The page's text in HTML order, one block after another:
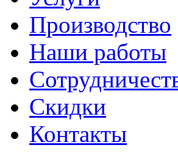
Производство
Наши работы
Скидки
Контакты